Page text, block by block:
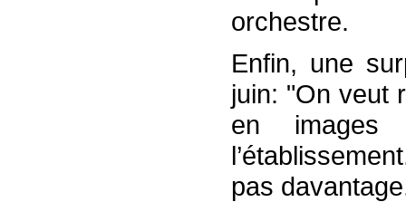
orchestre.
Enfin, une
juin: "On veut
en
pas